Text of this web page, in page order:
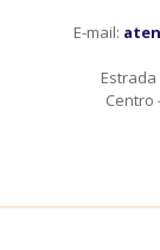
E-mail:
Estrada
Centro